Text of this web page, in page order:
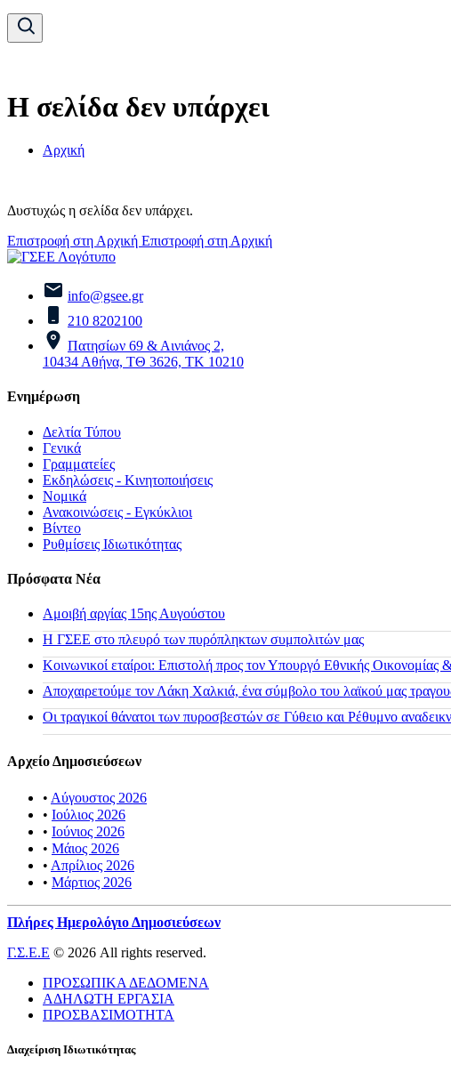
Η σελίδα δεν υπάρχει
Αρχική
Δυστυχώς η σελίδα δεν υπάρχει.
Επιστροφή στη Αρχική Επιστροφή στη Αρχική
info@gsee.gr
210 8202100
Πατησίων 69 & Αινιάνος 2,
10434 Αθήνα, ΤΘ 3626, ΤΚ 10210
Ενημέρωση
Δελτία Τύπου
Γενικά
Γραμματείες
Εκδηλώσεις - Κινητοποιήσεις
Νομικά
Ανακοινώσεις - Εγκύκλιοι
Βίντεο
Ρυθμίσεις Ιδιωτικότητας
Πρόσφατα Νέα
Αμοιβή αργίας 15ης Αυγούστου
H ΓΣΕΕ στο πλευρό των πυρόπληκτων συμπολιτών μας
Κοινωνικοί εταίροι: Επιστολή προς τον Υπουργό Εθνικής
Αποχαιρετούμε τον Λάκη Χαλκιά, ένα σύμβολο του λαϊκού μας
Οι τραγικοί θάνατοι των πυροσβεστών σε Γύθειο και Ρέθυμνο
Αρχείο Δημοσιεύσεων
• Αύγουστος 2026
• Ιούλιος 2026
• Ιούνιος 2026
• Μάιος 2026
• Απρίλιος 2026
• Μάρτιος 2026
Πλήρες Ημερολόγιο Δημοσιεύσεων
Γ.Σ.Ε.Ε © 2026 All rights reserved.
ΠΡΟΣΩΠΙΚΑ ΔΕΔΟΜΕΝΑ
ΑΔΗΛΩΤΗ ΕΡΓΑΣΙΑ
ΠΡΟΣΒΑΣΙΜΟΤΗΤΑ
Διαχείριση Ιδιωτικότητας